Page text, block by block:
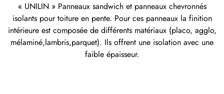
« UNILIN » Panneaux sandwich et panneaux chevronnés
isolants pour toiture en pente. Pour ces panneaux la finition
intérieure est composée de différents matériaux (placo, agglo,
mélaminé,lambris,parquet). Ils offrent une isolation avec une
faible épaisseur.